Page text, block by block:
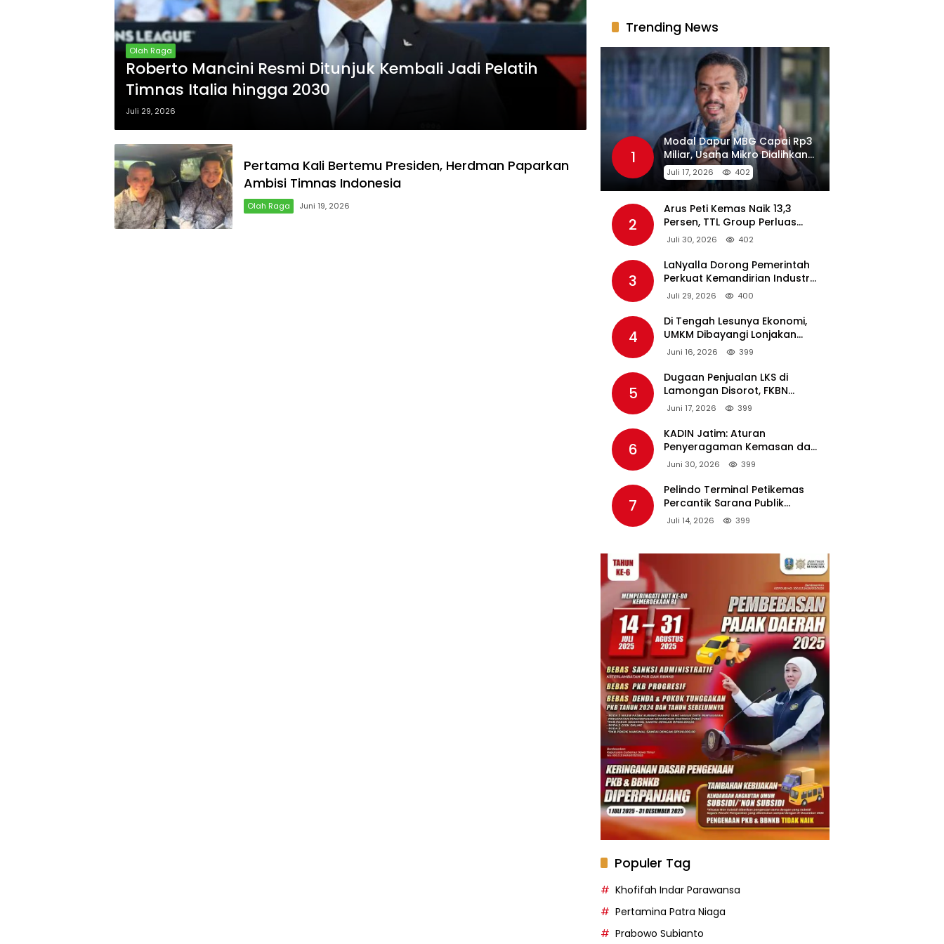
Olah Raga
Roberto Mancini Resmi Ditunjuk Kembali Jadi Pelatih
Timnas Italia hingga 2030
Juli 29, 2026
Pertama Kali Bertemu Presiden, Herdman Paparkan
Ambisi Timnas Indonesia
Olah Raga Juni 19, 2026
Trending News
1
Modal Dapur MBG Capai Rp3
Miliar, Usaha Mikro Dialihkan
Jadi Pemasok
Juli 17, 2026 402
2
Arus Peti Kemas Naik 13,3
Persen, TTL Group Perluas
Konektivitas Maritim Global
Juli 30, 2026 402
3
LaNyalla Dorong Pemerintah
Perkuat Kemandirian Industri
Pertahanan Maritim Lewat PT
Juli 29, 2026 400
4
Di Tengah Lesunya Ekonomi,
UMKM Dibayangi Lonjakan
Harga BBM Nonsubsidi
Juni 16, 2026 399
5
Dugaan Penjualan LKS di
Lamongan Disorot, FKBN
Minta APH dan Dinas
Juni 17, 2026 399
6
KADIN Jatim: Aturan
Penyeragaman Kemasan dan
Larangan Bahan Tambahan
Tembakau
Juni 30, 2026 399
7
Pelindo Terminal Petikemas
Percantik Sarana Publik
Warga Ring 1 Terminal Teluk
Juli 14, 2026 399
Populer Tag
Khofifah Indar Parawansa
Pertamina Patra Niaga
Prabowo Subianto